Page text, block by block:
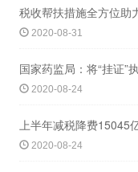
税收帮扶措施全方位助
2020-08-31
国家药监局：将“挂证”
2020-08-24
上半年减税降费15045
2020-08-24